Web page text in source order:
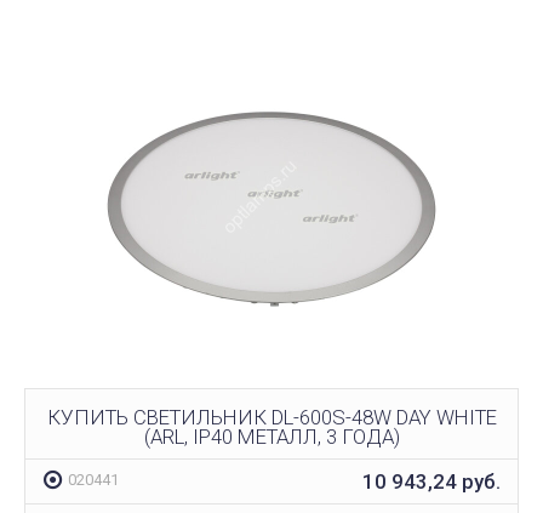
КУПИТЬ СВЕТИЛЬНИК DL-600S-48W DAY WHITE
(ARL, IP40 МЕТАЛЛ, 3 ГОДА)
020441 10 943,24 руб.